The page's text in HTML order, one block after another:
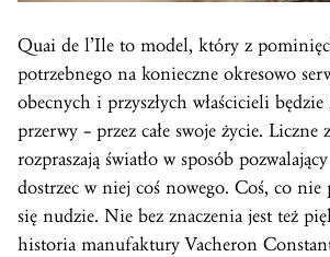
Quai de l’Ile to model, który z
potrzebnego na konieczne okresowo
obecnych i przyszłych właścicieli
przerwy – przez całe swoje życie. Liczne
rozpraszają światło w sposób
dostrzec w niej coś nowego. Coś, co nie
się nudzie. Nie bez znaczenia jest też
historia manufaktury Vacheron